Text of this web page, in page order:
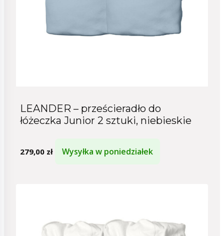
LEANDER – prześcieradło do
łóżeczka Junior 2 sztuki, niebieskie
279,00 zł Wysyłka w poniedziałek